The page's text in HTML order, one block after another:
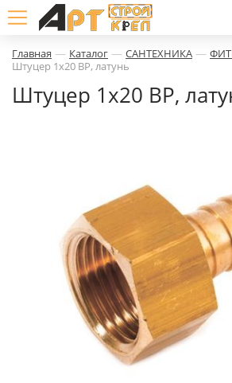
Главная — Каталог — САНТЕХНИКА —
Штуцер 1х20 ВР, латунь
Штуцер 1х20 ВР,